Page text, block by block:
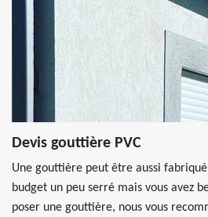
Devis gouttière PVC
Une gouttière peut être aussi fabriqué
budget un peu serré mais vous avez
poser une gouttière, nous vous